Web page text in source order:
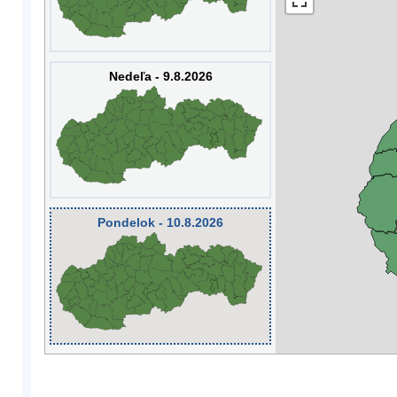
Nedeľa - 9.8.2026
Pondelok - 10.8.2026